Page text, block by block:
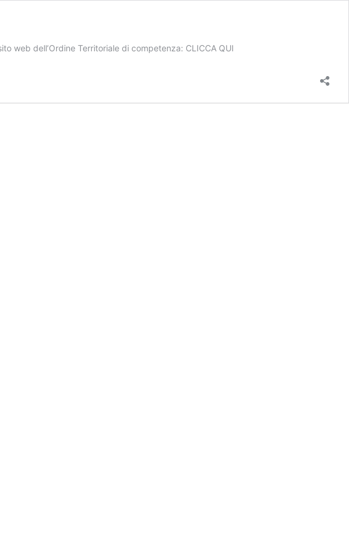
web dell’Ordine Territoriale di competenza: CLICCA QUI